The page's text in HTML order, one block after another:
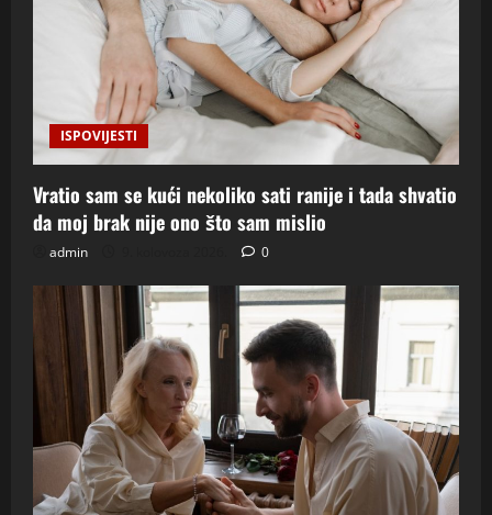
ISPOVIJESTI
Vratio sam se kući nekoliko sati ranije i tada shvatio
da moj brak nije ono što sam mislio
admin 0